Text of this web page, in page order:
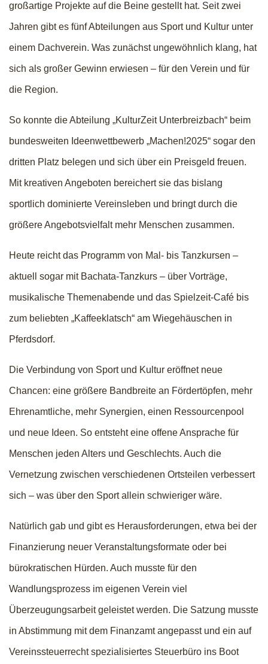
großartige Projekte auf die Beine gestellt hat. Seit zwei
Jahren gibt es fünf Abteilungen aus Sport und Kultur unter
einem Dachverein. Was zunächst ungewöhnlich klang, hat
sich als großer Gewinn erwiesen – für den Verein und für
die Region.
So konnte die Abteilung „KulturZeit Unterbreizbach“ beim
bundesweiten Ideenwettbewerb „Machen!2025“ sogar den
dritten Platz belegen und sich über ein Preisgeld freuen.
Mit kreativen Angeboten bereichert sie das bislang
sportlich dominierte Vereinsleben und bringt durch die
größere Angebotsvielfalt mehr Menschen zusammen.
Heute reicht das Programm von Mal- bis Tanzkursen –
aktuell sogar mit Bachata-Tanzkurs – über Vorträge,
musikalische Themenabende und das Spielzeit-Café bis
zum beliebten „Kaffeeklatsch“ am Wiegehäuschen in
Pferdsdorf.
Die Verbindung von Sport und Kultur eröffnet neue
Chancen: eine größere Bandbreite an Fördertöpfen, mehr
Ehrenamtliche, mehr Synergien, einen Ressourcenpool
und neue Ideen. So entsteht eine offene Ansprache für
Menschen jeden Alters und Geschlechts. Auch die
Vernetzung zwischen verschiedenen Ortsteilen verbessert
sich – was über den Sport allein schwieriger wäre.
Natürlich gab und gibt es Herausforderungen, etwa bei der
Finanzierung neuer Veranstaltungsformate oder bei
bürokratischen Hürden. Auch musste für den
Wandlungsprozess im eigenen Verein viel
Überzeugungsarbeit geleistet werden. Die Satzung musste
in Abstimmung mit dem Finanzamt angepasst und ein auf
Vereinssteuerrecht spezialisiertes Steuerbüro ins Boot